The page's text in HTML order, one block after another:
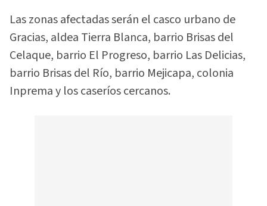
Las zonas afectadas serán el casco urbano de
Gracias, aldea Tierra Blanca, barrio Brisas del
Celaque, barrio El Progreso, barrio Las Delicias,
barrio Brisas del Río, barrio Mejicapa, colonia
Inprema y los caseríos cercanos.